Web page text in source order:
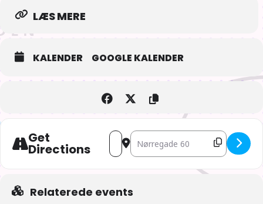
LÆS MERE
KALENDER GOOGLE KALENDER
Get
Directions
Address - AIOdense – Vinterens anime
Destination Address - AIOdense
Relaterede events